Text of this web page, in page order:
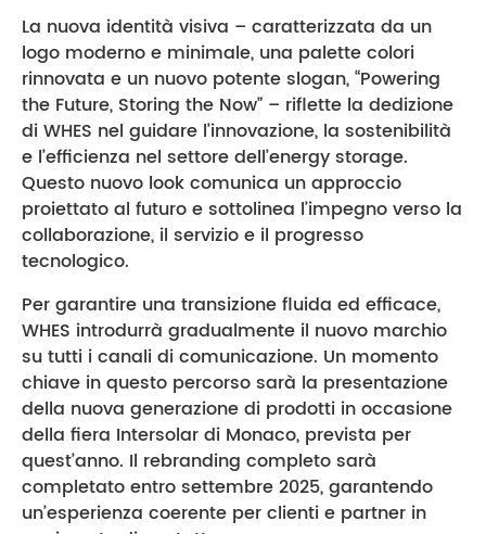
La nuova identità visiva – caratterizzata da un
logo moderno e minimale, una palette colori
rinnovata e un nuovo potente slogan, “Powering
the Future, Storing the Now” – riflette la dedizione
di WHES nel guidare l’innovazione, la sostenibilità
e l’efficienza nel settore dell’energy storage.
Questo nuovo look comunica un approccio
proiettato al futuro e sottolinea l’impegno verso la
collaborazione, il servizio e il progresso
tecnologico.
Per garantire una transizione fluida ed efficace,
WHES introdurrà gradualmente il nuovo marchio
su tutti i canali di comunicazione. Un momento
chiave in questo percorso sarà la presentazione
della nuova generazione di prodotti in occasione
della fiera Intersolar di Monaco, prevista per
quest’anno. Il rebranding completo sarà
completato entro settembre 2025, garantendo
un’esperienza coerente per clienti e partner in